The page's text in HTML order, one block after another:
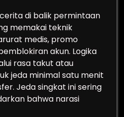
di balik permintaan
memakai teknik
medis, promo
akun. Logika
rasa takut atau
jeda minimal satu menit
Jeda singkat ini sering
bahwa narasi